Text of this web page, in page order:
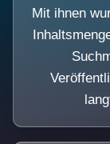
Mit ihnen